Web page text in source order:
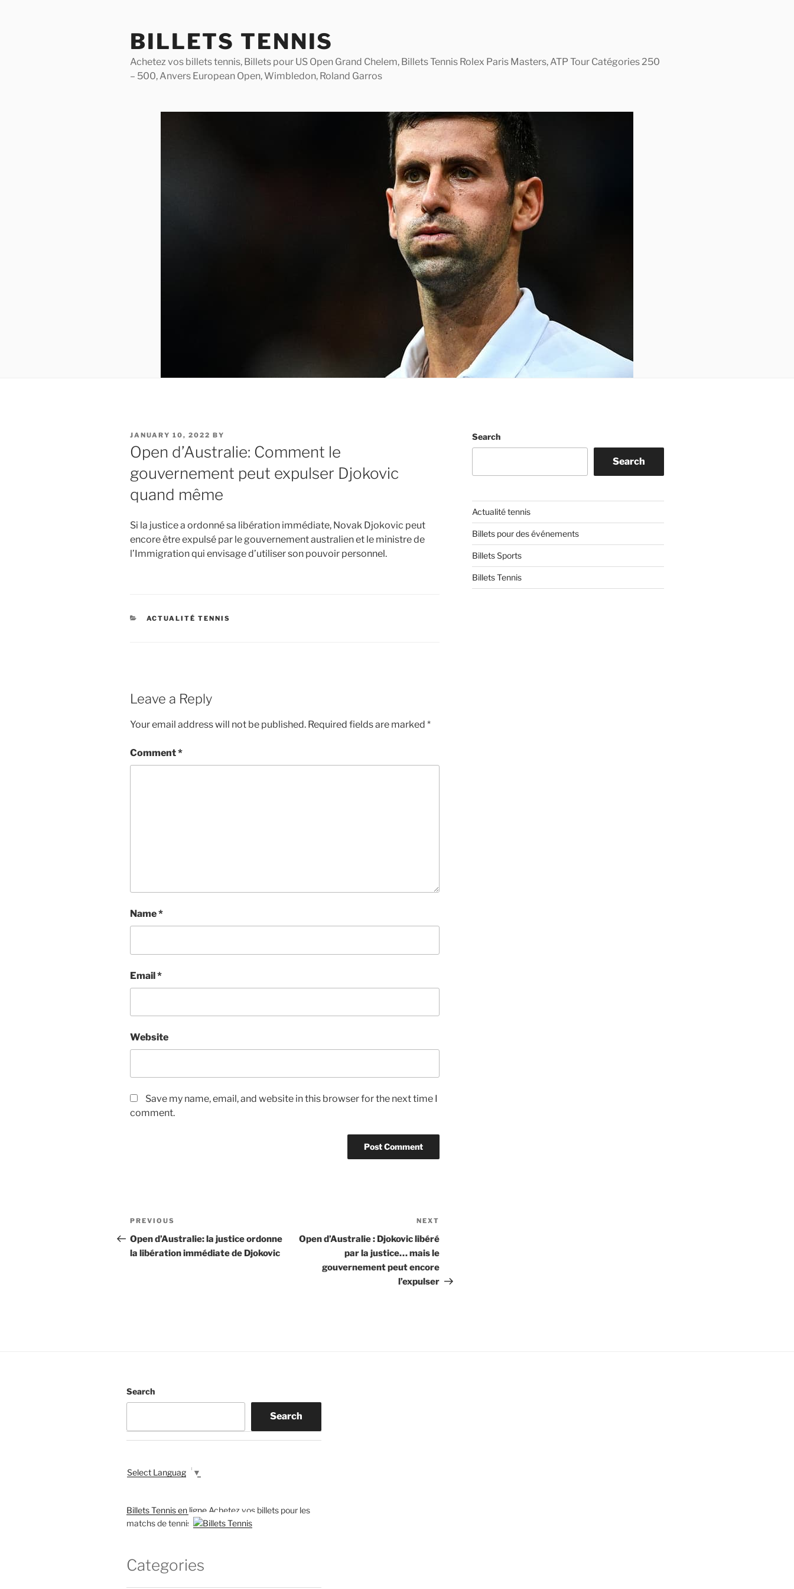
BILLETS TENNIS
Achetez vos billets tennis, Billets pour US Open Grand Chelem, Billets Tennis Rolex Paris Masters, ATP Tour Catégories 250
– 500, Anvers European Open, Wimbledon, Roland Garros
POSTED
ON
JANUARY 10, 2022 BY
Open d’Australie: Comment le
gouvernement peut expulser Djokovic
quand même
Si la justice a ordonné sa libération immédiate, Novak Djokovic peut
encore être expulsé par le gouvernement australien et le ministre de
l’Immigration qui envisage d’utiliser son pouvoir personnel.
CATEGORIES
ACTUALITÉ TENNIS
Leave a Reply
Your email address will not be published. Required fields are marked *
Comment*
Name*
Email*
Website
Save my name, email, and website in this browser for the next time I
comment.
Post
navigation
Previous
Post
PREVIOUS
Open d’Australie: la justice ordonne
la libération immédiate de Djokovic
Post
NEXT
Open d’Australie : Djokovic libéré
par la justice… mais le
gouvernement peut encore
l’expulser
Search
Search
Actualité tennis
Billets pour des événements
Billets Sports
Billets Tennis
Search
Search
Select Language ▼
Billets Tennis en ligne Achetez vos billets pour les
matchs de tennis
Categories